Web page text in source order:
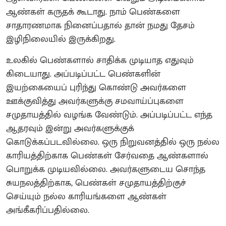
ஆண்கள் கருதக் கூடாது. நாம் பெண்களை
சாதாரணமாக நினைப்பதால் தான் நமது தேசம்
இழிநிலையில் இருக்கிறது.
உலகில் பெண்களால் சாதிக்க முடியாத எதுவும்
கிடையாது. அப்படிப்பட்ட பெண்களின்
இயற்கையைப் புரிந்து கொண்டு அவர்களை
ஊக்குவித்து அவர்களுக்கு சமவாய்ப்புகளை
சமுதாயத்தில் வழங்க வேண்டும். அப்படிப்பட்ட எந்த
ஆதரவும் இன்று அவர்களுக்குக்
கொடுக்கப்படவில்லை. ஒரு நிறுவனத்தில் ஒரு நல்ல
காரியத்திற்காக பெண்கள் சேர்வதை ஆண்களால்
பொறுக்க முடியவில்லை. அவர்களுடைய சொந்த
சுயநலத்திற்காக, பெண்கள் சமுதாயத்திற்குச்
செய்யும் நல்ல காரியங்களை ஆண்கள்
அங்கீகரிப்பதில்லை.